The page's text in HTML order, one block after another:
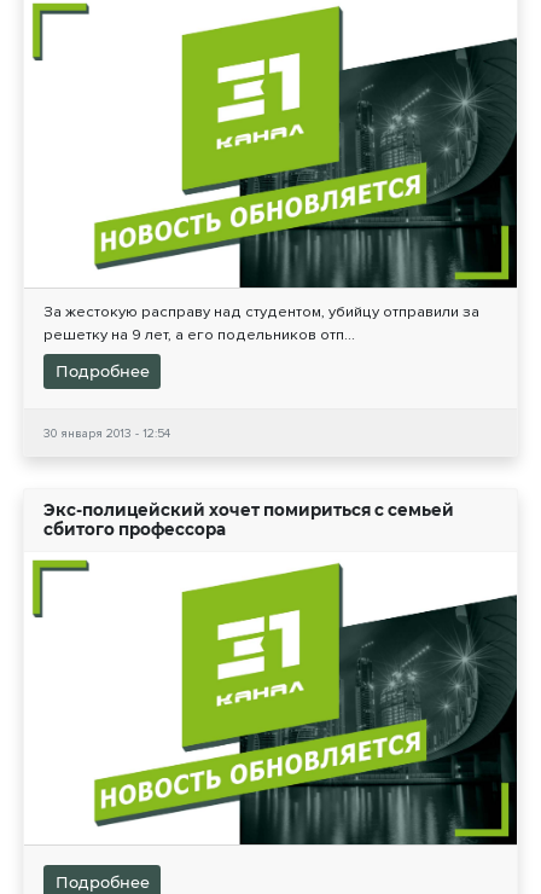
За жестокую расправу над студентом, убийцу отправили за
решетку на 9 лет, а его подельников отп...
Подробнее
30 января 2013 - 12:54
Экс-полицейский хочет помириться с семьей
сбитого профессора
Подробнее